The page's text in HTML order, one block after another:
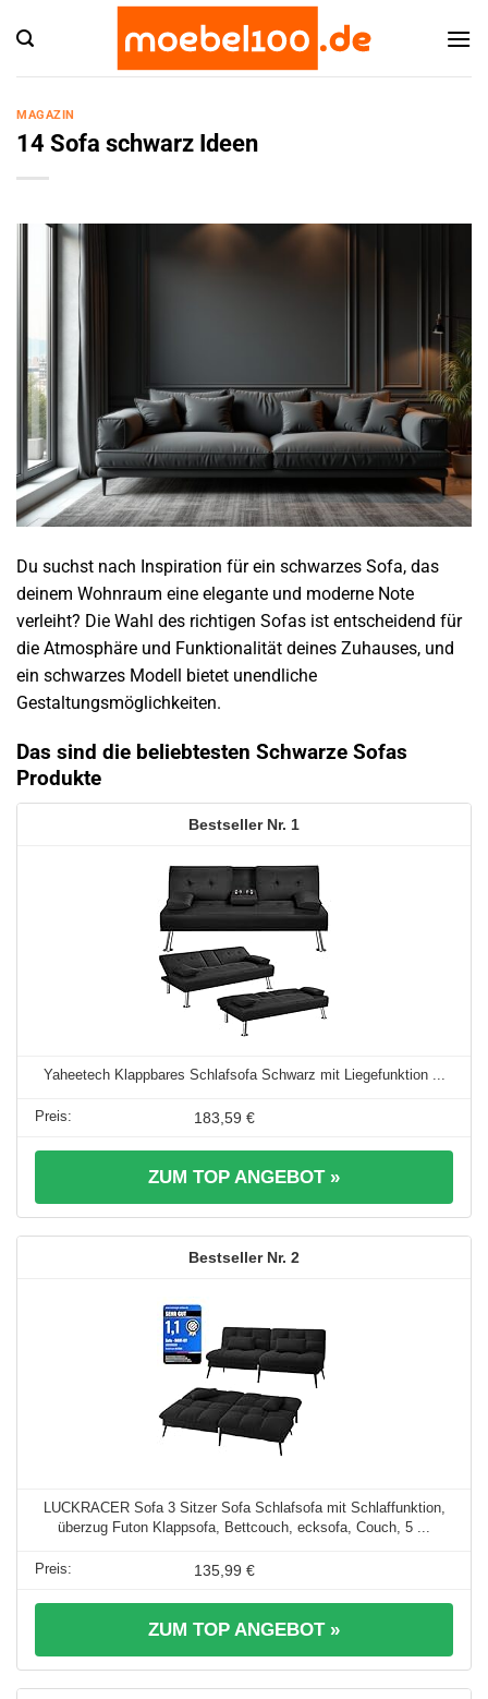
Inhalt
MAGAZIN
14 Sofa schwarz Ideen
Du suchst nach Inspiration für ein schwarzes Sofa, das
deinem Wohnraum eine elegante und moderne Note
verleiht? Die Wahl des richtigen Sofas ist entscheidend für
die Atmosphäre und Funktionalität deines Zuhauses, und
ein schwarzes Modell bietet unendliche
Gestaltungsmöglichkeiten.
Das sind die beliebtesten Schwarze Sofas
Produkte
1
Yaheetech Klappbares Schlafsofa Schwarz mit Liegefunktion ...
183,59 €
ZUM TOP ANGEBOT »
2
LUCKRACER Sofa 3 Sitzer Sofa Schlafsofa mit Schlaffunktion,
überzug Futon Klappsofa, Bettcouch, ecksofa, Couch, 5 ...
135,99 €
ZUM TOP ANGEBOT »